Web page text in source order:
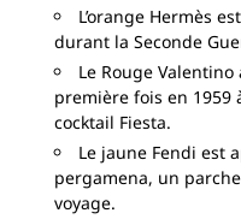
L’orange Hermès
durant la Seconde
Le Rouge
première fois en 1959
cocktail Fiesta.
Le jaune Fendi est
pergamena, un
voyage.